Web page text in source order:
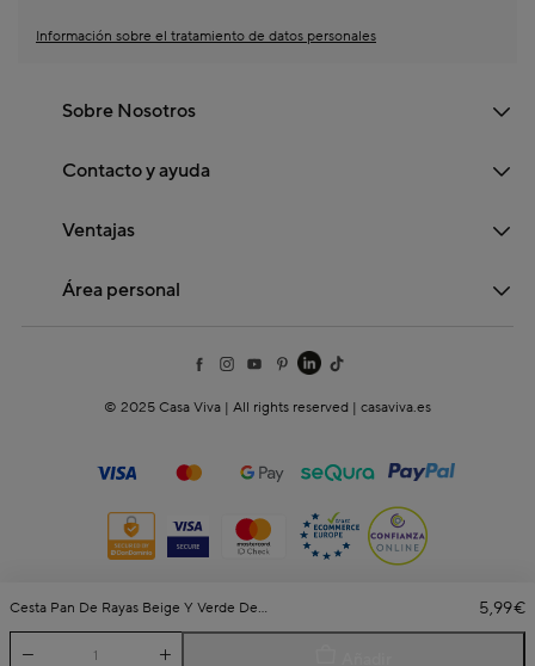
Cesta Pan De Rayas Beige Y Verde De Algodón Y Poliéster Silvae 20cm 5,99€
Información sobre el tratamiento de datos personales
Sobre Nosotros
Contacto y ayuda
Ventajas
Área personal
© 2025 Casa Viva | All rights reserved | casaviva.es